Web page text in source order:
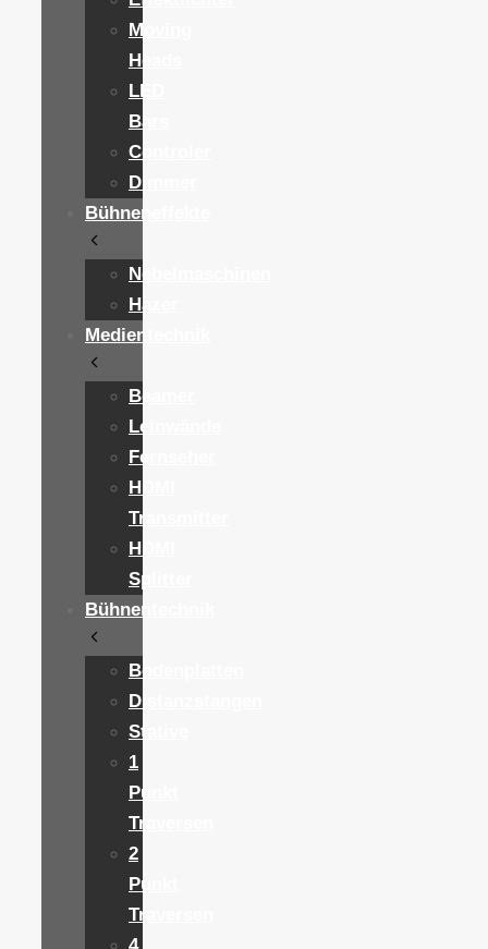
Moving
Heads
LED
Bars
Controler
Dimmer
Bühneneffekte
Nebelmaschinen
Hazer
Medientechnik
Beamer
Leinwände
Fernseher
HDMI
Transmitter
HDMI
Splitter
Bühnentechnik
Bodenplatten
Distanzstangen
Stative
1
Punkt
Traversen
2
Punkt
Traversen
4